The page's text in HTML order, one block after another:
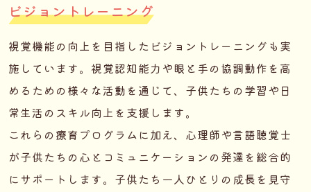
ビジョントレーニング
視覚機能の向上を目指したビジョントレーニングも実
施しています。視覚認知能力や眼と手の協調動作を高
めるための様々な活動を通じて、子供たちの学習や日
常生活のスキル向上を支援します。
これらの療育プログラムに加え、心理師や言語聴覚士
が子供たちの心とコミュニケーションの発達を総合的
にサポートします。子供たち一人ひとりの成長を見守